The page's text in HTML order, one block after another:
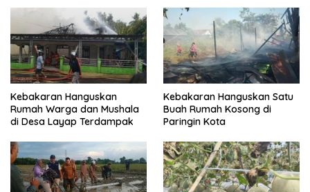
Kebakaran Hanguskan
Rumah Warga dan Mushala
di Desa Layap Terdampak
Kebakaran Hanguskan Satu
Buah Rumah Kosong di
Paringin Kota